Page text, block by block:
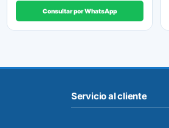
Consultar por WhatsApp
Servicio al cliente